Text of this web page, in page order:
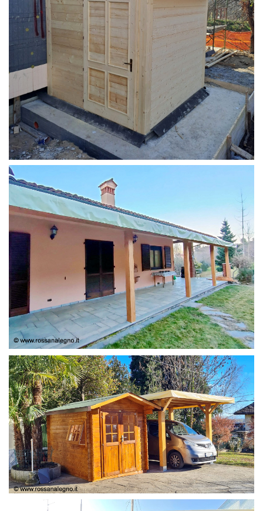
STRUTTURA ADDOSSATA PER LOCALE CALDAIA
COPERTURA
CASETTA E COPERTURA AUTO